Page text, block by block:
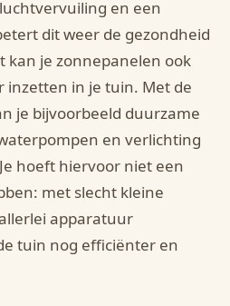
en een
dit weer de gezondheid
kan je zonnepanelen ook
inzetten in je tuin. Met de
je bijvoorbeeld duurzame
en verlichting
hoeft hiervoor niet een
met slecht kleine
apparatuur
tuin nog efficiënter en